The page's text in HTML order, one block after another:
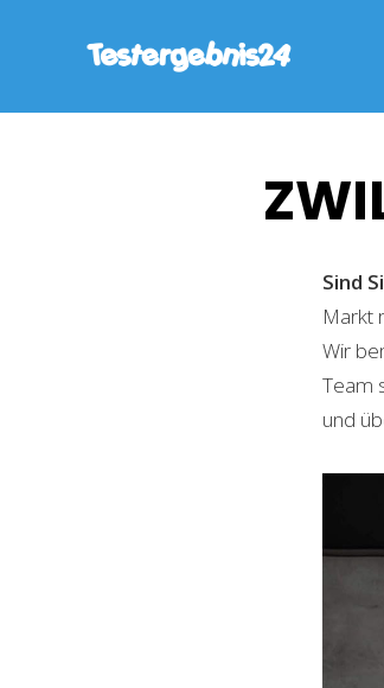
Sind
Markt
Wir
Team
und